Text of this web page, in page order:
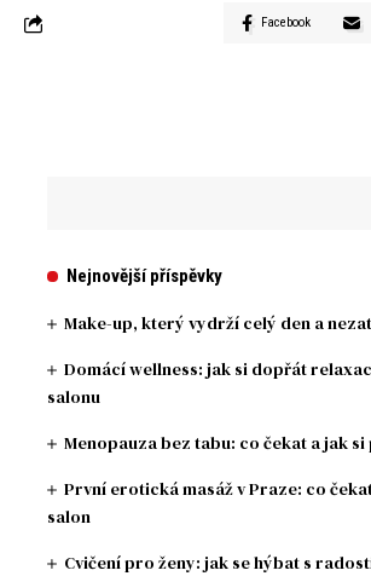
Facebook
Nejnovější příspěvky
Make-up, který vydrží celý den a
Domácí wellness: jak si dopřát
salonu
Menopauza bez tabu: co čekat a jak
První erotická masáž v Praze: co
salon
Cvičení pro ženy: jak se hýbat s